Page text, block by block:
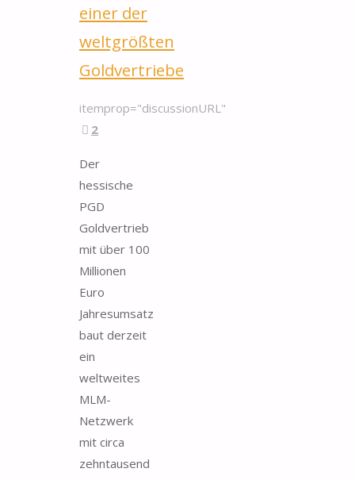
einer der
weltgrößten
Goldvertriebe
itemprop="discussionURL"
2
Der
hessische
PGD
Goldvertrieb
mit über 100
Millionen
Euro
Jahresumsatz
baut derzeit
ein
weltweites
MLM-
Netzwerk
mit circa
zehntausend